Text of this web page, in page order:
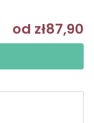
od zł87,90